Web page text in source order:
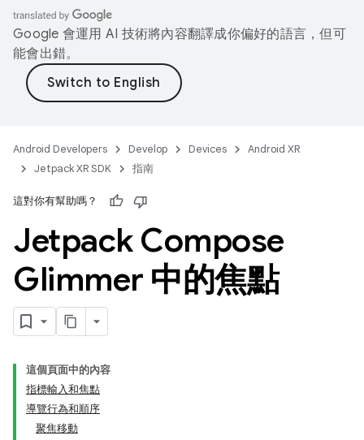
Google 會運用 AI 技術將內容翻譯成你偏好的語言，但可
能會出錯。
Android Developers Develop Devices
Android XR
Jetpack XR SDK
指南
這對你有幫助嗎？
Jetpack Compose
Glimmer 中的焦點
這個頁面中的內容
指標輸入和焦點
導覽行為和順序
聚焦移動